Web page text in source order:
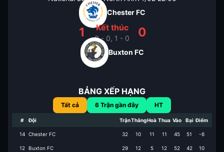
Chester FC
1 Kết thúc
0 - 0, 1 - 0 0
Buxton FC
BẢNG XẾP HẠNG
Tất cả 6 Trận gần đây HT
# Đội TrậnThắngHoà Thua Vào Bại Điểm
14 Chester FC 32 10 11 11 45 51 -6
12 Buxton FC 29 12 5 12 52 42 10